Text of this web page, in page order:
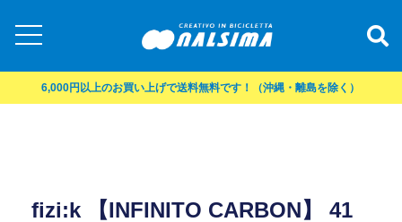
6,000円以上のお買い上げで送料無料です！（沖縄・離島を除く）
fizi:k 【INFINITO CARBON】 41